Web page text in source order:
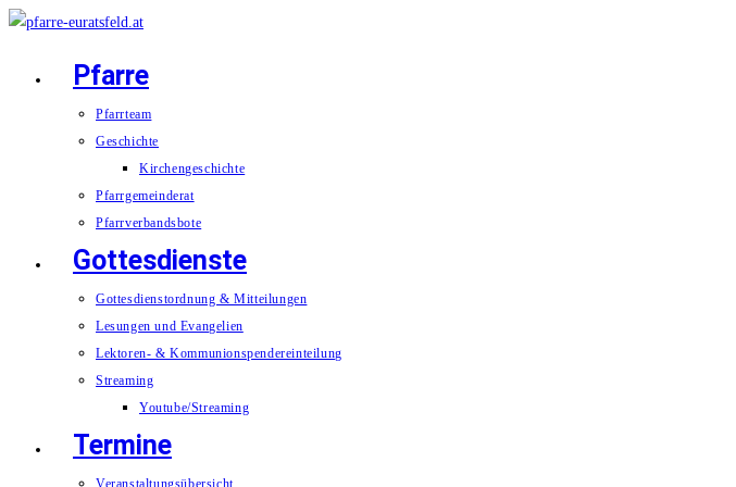
Zum
springen
Pfarre
Pfarrteam
Geschichte
Kirchengeschichte
Pfarrgemeinderat
Pfarrverbandsbote
Gottesdienste
Gottesdienstordnung & Mitteilungen
Lesungen und Evangelien
Lektoren- & Kommunionspendereinteilung
Streaming
Youtube/Streaming
Termine
Veranstaltungsübersicht